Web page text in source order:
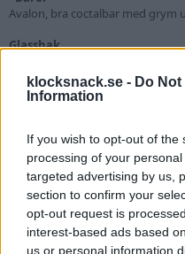
klocksnack.se - Do
Information
If you wish to opt-out of
processing of your
targeted advertising by us,
section to confirm your
opt-out request is
interest-based ads based
us or personal information
Avalon, bra coctalbar med grym
Glasshak
Badställen
Widowmaker
V vaniljglass
Nisse på lagret 2-Faktor
31 Maj 2016